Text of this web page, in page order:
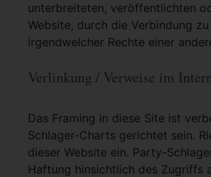
unterbreiteten, veröffentlichten
Website, durch die Verbindung
irgendwelcher Rechte einer
Verlinkung / Verweise im
Das Framing in diese Site ist
Schlager-Charts gerichtet sein.
dieser Website ein. Party-
Haftung hinsichtlich des Zugriffs